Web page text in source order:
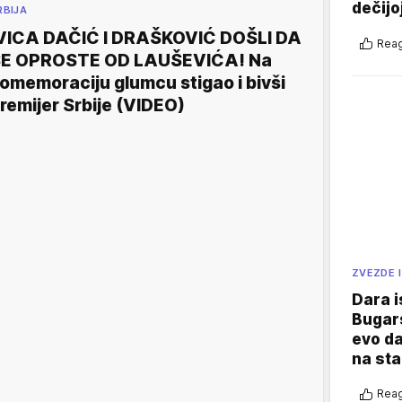
DAČIĆ I DRAŠKOVIĆ DOŠLI DA
OPROSTE OD LAUŠEVIĆA! Na
glumcu stigao i bivši
Srbije (VIDEO)
ZVEZDE
Dara
evo
na